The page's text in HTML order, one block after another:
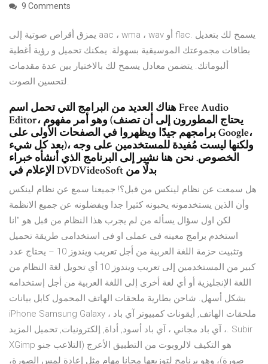
9 Comments
يمزق أقراص صوتية إلى aac ، wma ، wav أو flac. يسمح لك بتعديل
بطاقات مجموعتك الموسيقية بسهولة. يمكنك تحميل و رؤية أغطية
ألبوماتك. يتضمن معادل يسمح لك بالاختيار بين عدة مقدمات
لتحسين الصوت.
هناك العديد من البرامج التي تحمل اسم Free Audio
Editor، وهو أمر مفهوم (يحتاج المطورون إلى أن تصنف
برامجهم جيدًا ويظهروا في الصفحات الأولى على Google،
بعد كل شيء)، ولكنها ليست مُفيدة للمستخدمين على وجه
الخصوص. نحن هنا نشير إلى البرنامج الذي أنشأه خبراء
الإعلام في DVDVideoSoft بدلًا من
هل سمعت عن نظام لينكس من قبل؟! جميعنا سمع عن نظام لينكس
وأن الذين يستخدمونه يحبونه كثيرا جدا ويفضلونه عن جميع الانظمة
لكن اول سؤال يسأله من لم يجرب هذا النظام من قبل هو "انا
استخدم برامج معينه فى عملى او فى استخدامى طريقة تحميل
وتثبيت حزمة اللغة العربية من أجل تعريب ويندوز 10 – يحتاج عدد
كبير من المستخدمين إلى تعريب ويندوز 10 أي تحويل لغة النظام من
اللغة الإنجليزية أو أي لغة أخرى إلى اللغة العربية من أجل إستخدامه
بشكل أسهل. شاحن بطارية ملحقات الهاتف المحمول كابل بيانات
iPhone Samsung Galaxy ، ملحقات الهاتف, أيقونات كمبيوتر آي باد
، آي باد مجاني ، آي باد أسود, أداة, إلكترونيات, تحميل المزيد. Subir
XGimp هو التكيف لالروبوت من التطبيق الأعرج (التلاعب جنو
صورة)، وهو برنامج لتوزيعها مجانا مهام مثل إعادة لمس الصورة،